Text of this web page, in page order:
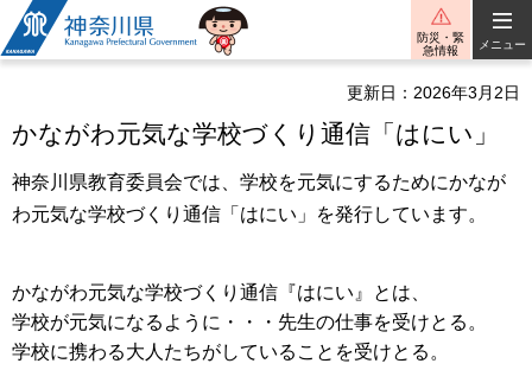
神奈川県
防災・緊
急情報
メニュー
更新日：2026年3月2日
かながわ元気な学校づくり通信「はにい」
神奈川県教育委員会では、学校を元気にするためにかなが
わ元気な学校づくり通信「はにい」を発行しています。
かながわ元気な学校づくり通信『はにい』とは、
学校が元気になるように・・・先生の仕事を受けとる。
学校に携わる大人たちがしていることを受けとる。